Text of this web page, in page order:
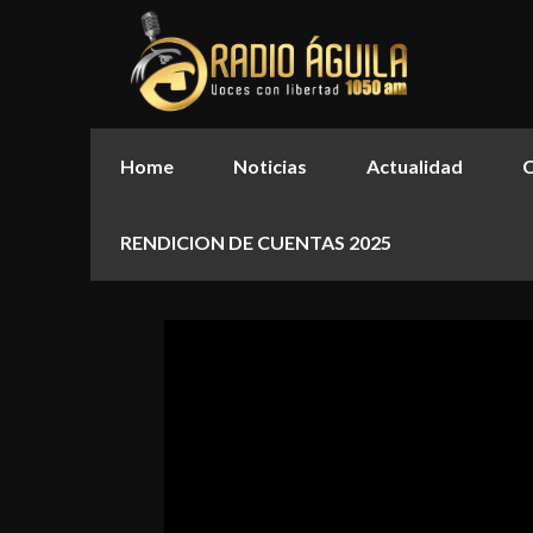
Home Noticias Actualidad
RENDICION DE CUENTAS 2025